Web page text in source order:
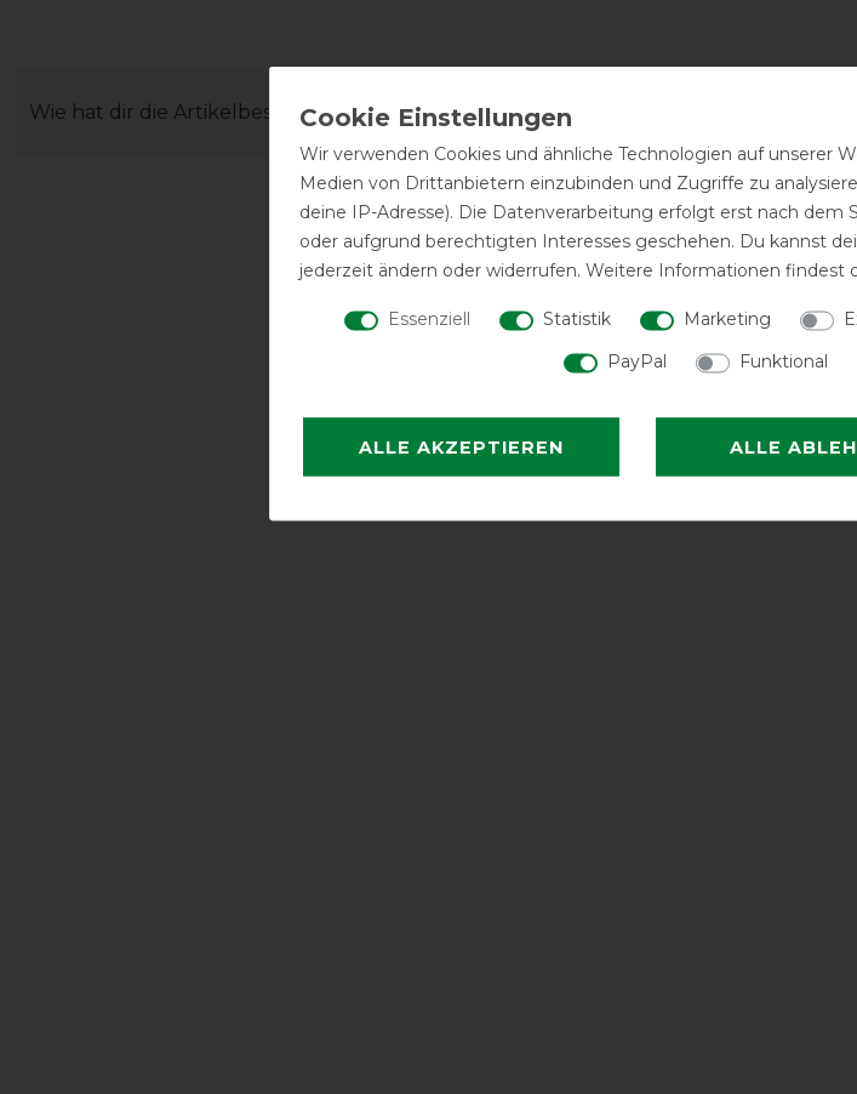
Wie hat dir die Artikelbeschreibung gefallen?
Wir verwenden Cookies und ähnliche Technologien auf unserer
Medien von Drittanbietern einzubinden und Zugriffe zu
deine IP-Adresse). Die Datenverarbeitung erfolgt erst nach dem
oder aufgrund berechtigten Interesses geschehen. Du kannst
jederzeit ändern oder widerrufen. Weitere Informationen findest
Essenziell Statistik Marketing
PayPal
Funktional
ALLE AKZEPTIEREN ALLE